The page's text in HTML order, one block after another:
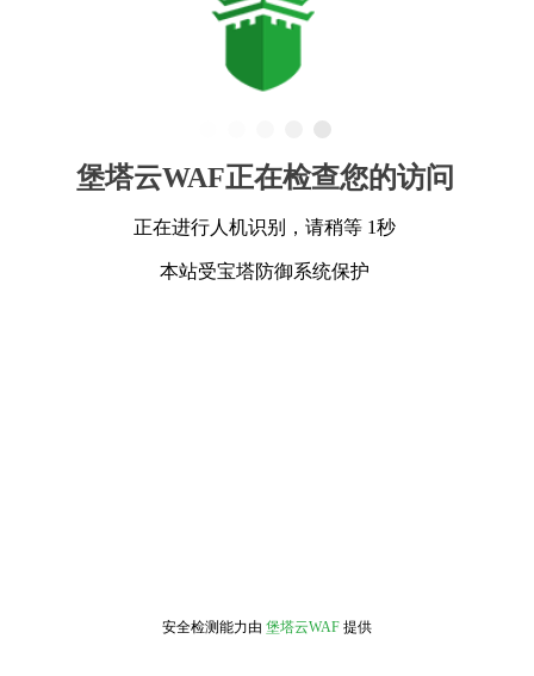
堡塔云WAF正在检查您的访问
正在进行人机识别，请稍等 1秒
本站受宝塔防御系统保护
安全检测能力由 堡塔云WAF 提供